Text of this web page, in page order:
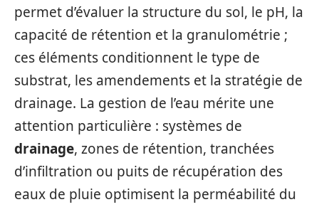
permet d’évaluer la structure du sol, le pH, la
capacité de rétention et la granulométrie ;
ces éléments conditionnent le type de
substrat, les amendements et la stratégie de
drainage. La gestion de l’eau mérite une
attention particulière : systèmes de
drainage, zones de rétention, tranchées
d’infiltration ou puits de récupération des
eaux de pluie optimisent la perméabilité du